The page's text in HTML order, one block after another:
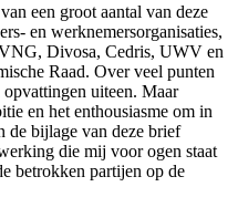
een groot aantal van deze
en werknemersorganisaties,
Divosa, Cedris, UWV en
Raad. Over veel punten
uiteen. Maar
en het enthousiasme om in
de bijlage van deze brief
die mij voor ogen staat
betrokken partijen op de